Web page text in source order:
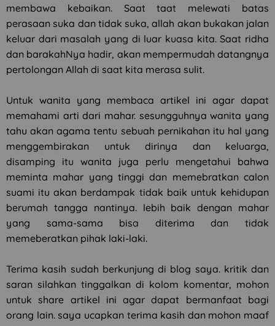
membawa kebaikan. Saat taat melewati batas
perasaan suka dan tidak suka, allah akan bukakan jalan
keluar dari masalah yang di luar kuasa kita. Saat ridha
dan barakahNya hadir, akan mempermudah datangnya
pertolongan Allah di saat kita merasa sulit.
Untuk wanita yang membaca artikel ini agar dapat
memahami arti dari mahar. sesungguhnya wanita yang
tahu akan agama tentu sebuah pernikahan itu hal yang
menggembirakan untuk dirinya dan keluarga,
disamping itu wanita juga perlu mengetahui bahwa
meminta mahar yang tinggi dan memebratkan calon
suami itu akan berdampak tidak baik untuk kehidupan
berumah tangga nantinya. lebih baik dengan mahar
yang sama-sama bisa diterima dan tidak
memeberatkan pihak laki-laki.
Terima kasih sudah berkunjung di blog saya. kritik dan
saran silahkan tinggalkan di kolom komentar, mohon
untuk share artikel ini agar dapat bermanfaat bagi
orang lain. saya ucapkan terima kasih dan mohon maaf